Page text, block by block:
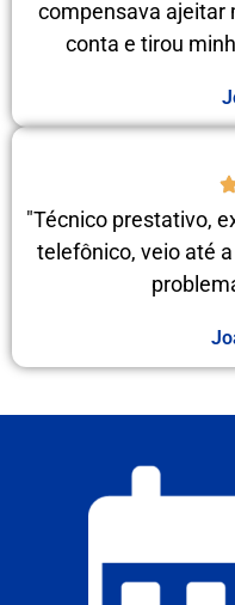
compensava ajeitar
conta e tirou
"Técnico prestativo,
telefônico, veio até